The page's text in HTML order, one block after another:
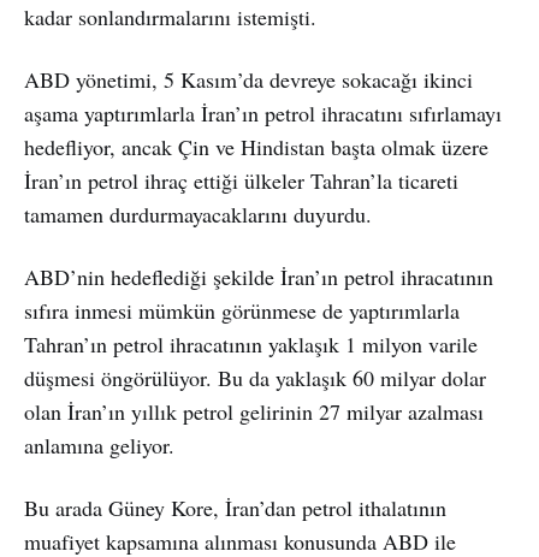
kadar sonlandırmalarını istemişti.
ABD yönetimi, 5 Kasım’da devreye sokacağı ikinci
aşama yaptırımlarla İran’ın petrol ihracatını sıfırlamayı
hedefliyor, ancak Çin ve Hindistan başta olmak üzere
İran’ın petrol ihraç ettiği ülkeler Tahran’la ticareti
tamamen durdurmayacaklarını duyurdu.
ABD’nin hedeflediği şekilde İran’ın petrol ihracatının
sıfıra inmesi mümkün görünmese de yaptırımlarla
Tahran’ın petrol ihracatının yaklaşık 1 milyon varile
düşmesi öngörülüyor. Bu da yaklaşık 60 milyar dolar
olan İran’ın yıllık petrol gelirinin 27 milyar azalması
anlamına geliyor. ​
Bu arada Güney Kore, İran’dan petrol ithalatının
muafiyet kapsamına alınması konusunda ABD ile